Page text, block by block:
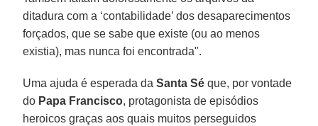
ditadura com a ‘contabilidade’ dos desaparecimentos
forçados, que se sabe que existe (ou ao menos
existia), mas nunca foi encontrada".
Uma ajuda é esperada daSanta Sé que, por vontade
do Papa Francisco, protagonista de episódios
heroicos graças aos quais muitos perseguidos